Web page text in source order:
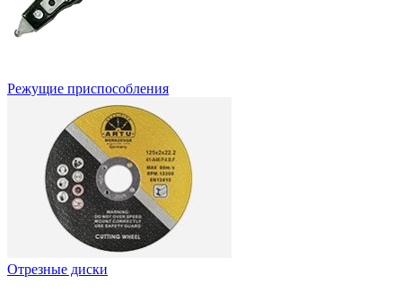
Режущие приспособления
Отрезные диски